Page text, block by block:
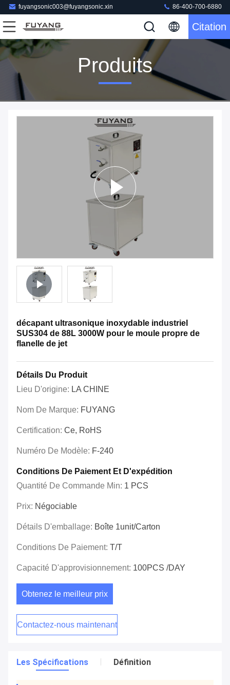
fuyangsonic003@fuyangsonic.xin 86-400-700-6880
Citation
Produits
décapant ultrasonique inoxydable industriel
SUS304 de 88L 3000W pour le moule propre de
flanelle de jet
Détails Du Produit
Lieu D'origine: LA CHINE
Nom De Marque: FUYANG
Certification: Ce, RoHS
Numéro De Modèle: F-240
Conditions De Paiement Et D'expédition
Quantité De Commande Min: 1 PCS
Prix: Négociable
Détails D'emballage: Boîte 1unit/carton
Conditions De Paiement: T/T
Capacité D'approvisionnement: 100PCS /DAY
Obtenez le meilleur prix
Contactez-nous maintenant
Les Spécifications Définition